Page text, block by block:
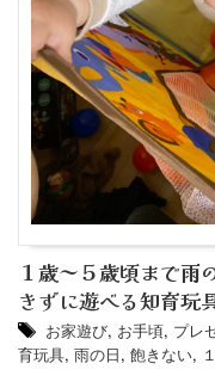
１歳～５歳頃まで雨
きずに遊べる知育玩
お家遊び, お手頃, プレ
育玩具, 雨の日, 飽きない,